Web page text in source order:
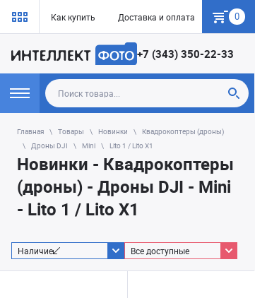
Как купить Доставка и оплата Гарантия
0
+7 (343) 350-22-33
Главная Товары Новинки
Квадрокоптеры (дроны)
Дроны DJI
Mini Lito 1 / Lito X1
Новинки - Квадрокоптеры
(дроны) - Дроны DJI - Mini
- Lito 1 / Lito X1
Наличие Все доступные